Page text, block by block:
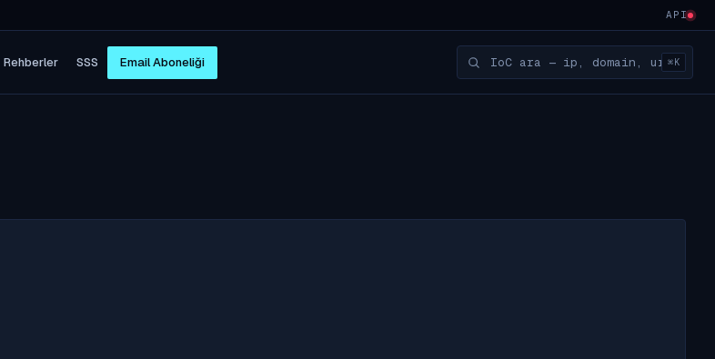
API
Rehberler SSS Email Aboneliği ⌘K